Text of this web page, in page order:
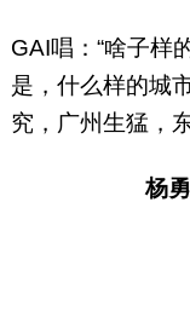
GAI唱：“啥子样
是，什么样的城
究，广州生猛，
杨